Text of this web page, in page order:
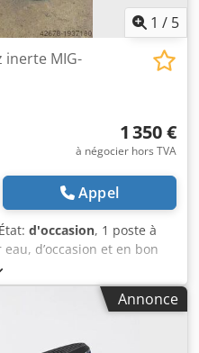
1 / 5
inerte MIG-
1 350 €
à négocier hors TVA
Appel
d'occasion, 1 poste à
d’occasion et en bon
: ARTEC Modèle :
Caractéristiques
soudage jusqu’à 500 A
par eau - Dérouleur de fil
Annonce